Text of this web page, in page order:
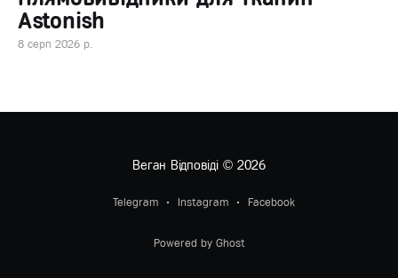
Astonish
8 серп 2026 р.
Веган Відповіді© 2026
Telegram Instagram Facebook
Powered by Ghost